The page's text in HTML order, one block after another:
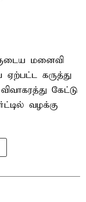
மனைவி
கருத்து
கேட்டு
வழக்கு